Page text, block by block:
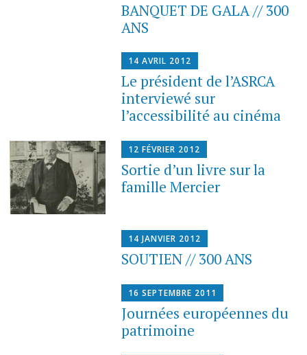
BANQUET DE GALA // 300
ANS
14 AVRIL 2012
Le président de l’ASRCA
interviewé sur
l’accessibilité au cinéma
12 FÉVRIER 2012
Sortie d’un livre sur la
famille Mercier
14 JANVIER 2012
SOUTIEN // 300 ANS
16 SEPTEMBRE 2011
Journées européennes du
patrimoine